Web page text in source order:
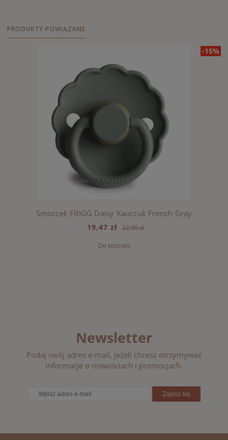
PRODUKTY POWIĄZANE
-15%
Smoczek FRIGG Daisy Kauczuk French Gray
19,47 zł 22,90 zł
Do koszyka
Newsletter
Podaj swój adres e-mail, jeżeli chcesz otrzymywać
informacje o nowościach i promocjach.
Zapisz się